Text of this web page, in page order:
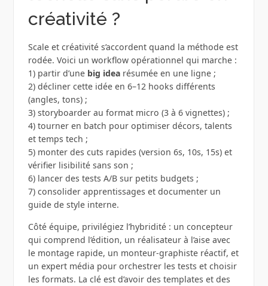
créativité ?
Scale et créativité s’accordent quand la méthode est
rodée. Voici un workflow opérationnel qui marche :
1) partir d’une big idearésumée en une ligne ;
2) décliner cette idée en 6–12 hooks différents
(angles, tons) ;
3) storyboarder au format micro (3 à 6 vignettes) ;
4) tourner en batch pour optimiser décors, talents
et temps tech ;
5) monter des cuts rapides (version 6s, 10s, 15s) et
vérifier lisibilité sans son ;
6) lancer des tests A/B sur petits budgets ;
7) consolider apprentissages et documenter un
guide de style interne.
Côté équipe, privilégiez l’hybridité : un concepteur
qui comprend l’édition, un réalisateur à l’aise avec
le montage rapide, un monteur-graphiste réactif, et
un expert média pour orchestrer les tests et choisir
les formats. La clé est d’avoir des templates et des